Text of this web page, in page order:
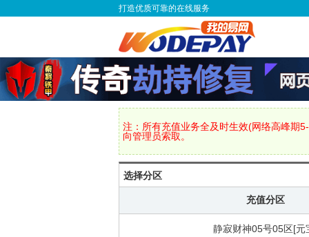
打造优质可靠的在线服务
注：所有充值业务全及时生效(网络高峰期
向管理员索取。
选择分区
充值分区
静寂财神05号05区[元